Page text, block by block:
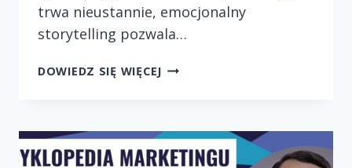
trwa nieustannie, emocjonalny
storytelling pozwala…
DOWIEDZ SIĘ WIĘCEJEMOCJE
OPOWIEŚCI
W